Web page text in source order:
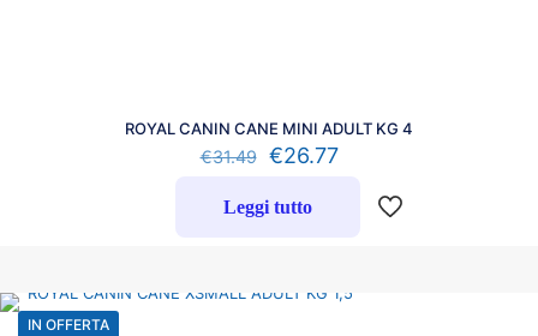
ROYAL CANIN CANE MINI ADULT KG 4
€31.49 €26.77
Leggi tutto
IN OFFERTA